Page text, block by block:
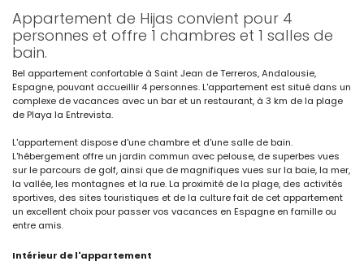
Appartement de Hijas convient pour 4
personnes et offre 1 chambres et 1 salles de
bain.
Bel appartement confortable à Saint Jean de Terreros, Andalousie,
Espagne, pouvant accueillir 4 personnes. L'appartement est situé dans un
complexe de vacances avec un bar et un restaurant, à 3 km de la plage
de Playa la Entrevista.
L'appartement dispose d'une chambre et d'une salle de bain.
L'hébergement offre un jardin commun avec pelouse, de superbes vues
sur le parcours de golf, ainsi que de magnifiques vues sur la baie, la mer,
la vallée, les montagnes et la rue. La proximité de la plage, des activités
sportives, des sites touristiques et de la culture fait de cet appartement
un excellent choix pour passer vos vacances en Espagne en famille ou
entre amis.
Intérieur de l'appartement